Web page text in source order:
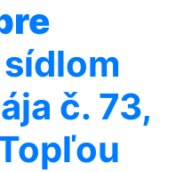
č. 73,